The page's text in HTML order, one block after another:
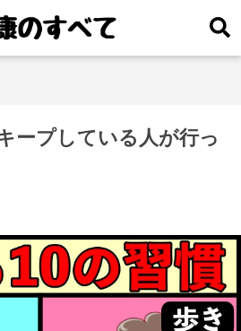
ープしている人が行っ